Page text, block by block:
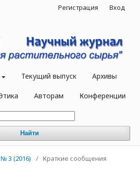
Текущий выпуск Архивы
Авторам Конференции
Найти
Регистрация Вход
№ 3 (2016) / Краткие сообщения